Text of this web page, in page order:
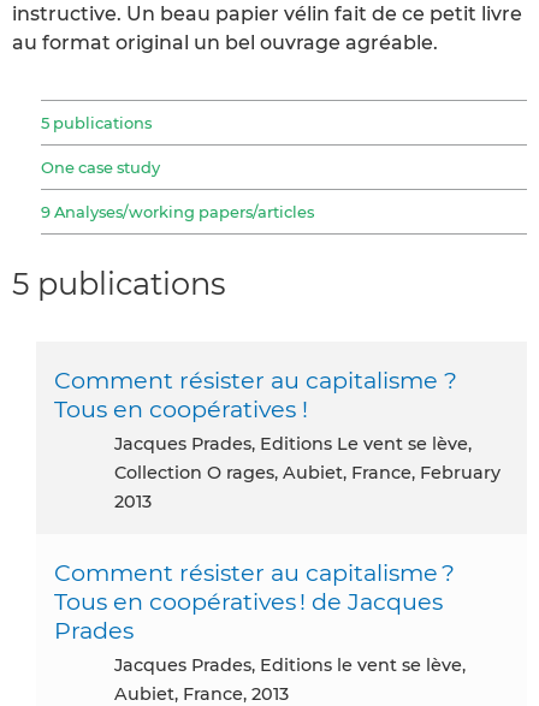
instructive. Un beau papier vélin fait de ce petit livre
au format original un bel ouvrage agréable.
5 publications
One case study
9 Analyses/working papers/articles
5 publications
Comment résister au capitalisme ?
Tous en coopératives !
Jacques Prades, Editions Le vent se lève,
Collection O rages, Aubiet, France, February
2013
Comment résister au capitalisme ?
Tous en coopératives ! de Jacques
Prades
Jacques Prades, Editions le vent se lève,
Aubiet, France, 2013